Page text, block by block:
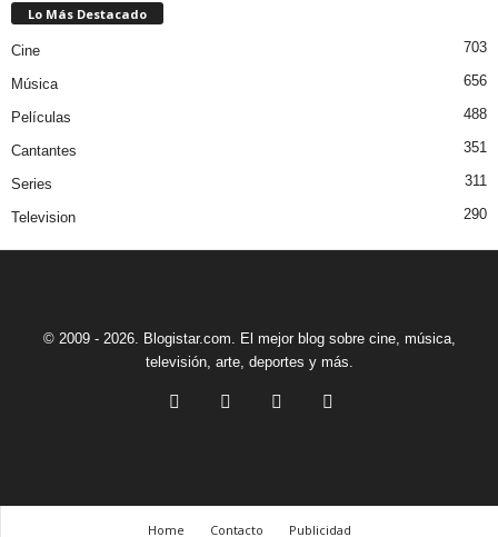
Lo Más Destacado
Cine 703
Música 656
Películas 488
Cantantes 351
Series 311
Television 290
© 2009 - 2026. Blogistar.com. El mejor blog sobre cine, música,
televisión, arte, deportes y más.
Home Contacto Publicidad